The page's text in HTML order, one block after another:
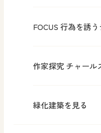
FOCUS 行為を誘
作家探究 チャール
緑化建築を見る